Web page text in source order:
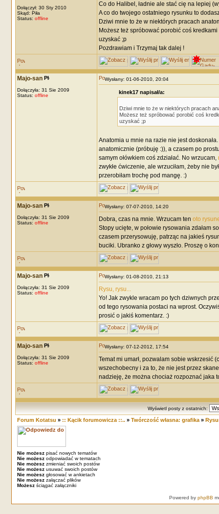
Dołączył: 30 Sty 2010
Skąd: Piła
Status: offline
Co do Halibel, ładnie ale stać cię na lepiej
A co do twojego ostatniego rysunku to
Dziwi mnie to że w niektórych pracach
Możesz też spróbować porobić coś
uzyskać ;p
Pozdrawiam i Trzymaj tak dalej !
Majo-san
Dołączyła: 31 Sie 2009
Status: offline
Wysłany: 01-06-2010, 20:04
kinek17 napisał/a:
Dziwi mnie to że w niektórych pracach
Możesz też spróbować porobić coś
uzyskać ;p
Anatomia u mnie na razie nie jest
anatomicznie (próbuję :)), a czasem po
samym ołówkiem coś zdziałać. No wrzucam,
zwykłe ćwiczenie, ale wrzuciłam, żeby nie
przerobiłam trochę pod mangę. :)
Majo-san
Dołączyła: 31 Sie 2009
Status: offline
Wysłany: 07-07-2010, 14:20
Dobra, czas na mnie. Wrzucam ten oto
Stopy ucięte, w połowie rysowania zdałam
czasem przerysowuję, patrząc na jakieś
buciki. Ubranko z głowy wyszło. Proszę o
Majo-san
Dołączyła: 31 Sie 2009
Status: offline
Wysłany: 01-08-2010, 21:13
Rysu, rysu...
Yo! Jak zwykle wracam po tych dziwnych
od tego rysowania postaci na wprost.
prosić o jakiś komentarz. :)
Majo-san
Dołączyła: 31 Sie 2009
Status: offline
Wysłany: 07-12-2012, 17:54
Temat mi umarł, pozwalam sobie wskrzesić
wszechobecny i za to, że nie jest przez
nadzieję, że można chociaż rozpoznać jaka
Wyświetl posty z ostatnich:
Forum Kotatsu » :: Kącik forumowicza ::..» Twórczość własna: grafika»
Nie możeszpisać nowych tematów
Nie możeszodpowiadać w tematach
Nie możeszzmieniać swoich postów
Nie możeszusuwać swoich postów
Nie możeszgłosować w ankietach
Nie możeszzałączać plików
Możeszściągać załączniki
Powered by phpBB